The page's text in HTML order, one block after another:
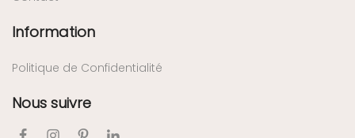
Information
Politique de Confidentialité
Nous suivre